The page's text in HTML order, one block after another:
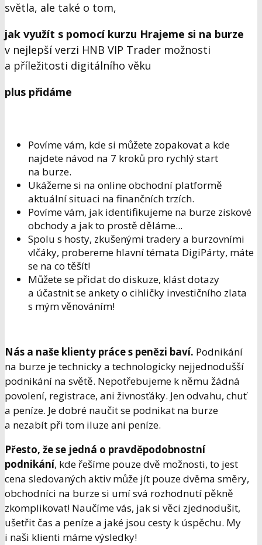
světla, ale také o tom,
jak využít s pomocí kurzu Hrajeme si na burze
v nejlepší verzi HNB VIP Trader možnosti
a příležitosti digitálního věku
plus přidáme
Povíme vám, kde si můžete zopakovat a kde
najdete návod na 7 kroků pro rychlý start
na burze.
Ukážeme si na online obchodní platformě
aktuální situaci na finančních trzích.
Povíme vám, jak identifikujeme na burze ziskové
obchody a jak to prostě děláme...
Spolu s hosty, zkušenými tradery a burzovními
vlčáky, probereme hlavní témata DigiPárty, máte
se na co těšít!
Můžete se přidat do diskuze, klást dotazy
a účastnit se ankety o cihličky investičního zlata
s mým věnováním!
Nás a naše klienty práce s penězi baví. Podnikání
na burze je technicky a technologicky nejjednodušší
podnikání na světě. Nepotřebujeme k němu žádná
povolení, registrace, ani živnosťáky. Jen odvahu, chuť
a peníze. Je dobré naučit se podnikat na burze
a nezabít při tom iluze ani peníze.
Přesto, že se jedná o pravděpodobnostní
podnikání, kde řešíme pouze dvě možnosti, to jest
cena sledovaných aktiv může jít pouze dvěma směry,
obchodníci na burze si umí svá rozhodnutí pěkně
zkomplikovat! Naučíme vás, jak si věci zjednodušit,
ušetřit čas a peníze a jaké jsou cesty k úspěchu. My
i naši klienti máme výsledky!